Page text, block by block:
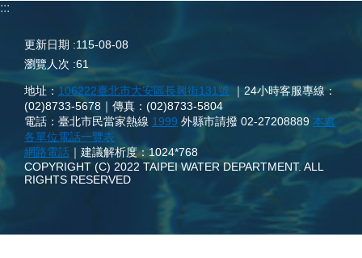
:::
更新日期
115-08-08
瀏覽人次 61
地址： 106222臺北市大安區長興街131號 ｜24小時客服專線：
(02)8733-5678｜傳真：(02)8733-5804
電話：臺北市民當家熱線 1999 外縣市請撥 02-27208889 本處
各單位電話一覽表
網路電話 ｜建議解析度：1024*768
COPYRIGHT (C) 2022 TAIPEI WATER DEPARTMENT. ALL
RIGHTS RESERVED